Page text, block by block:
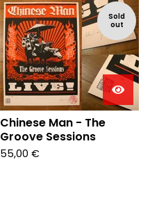
Sold
out
Chinese Man - The
Groove Sessions
55,00 €